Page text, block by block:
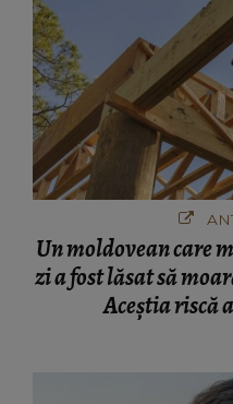
Un moldovean care
zi a fost lăsat să
Aceștia riscă